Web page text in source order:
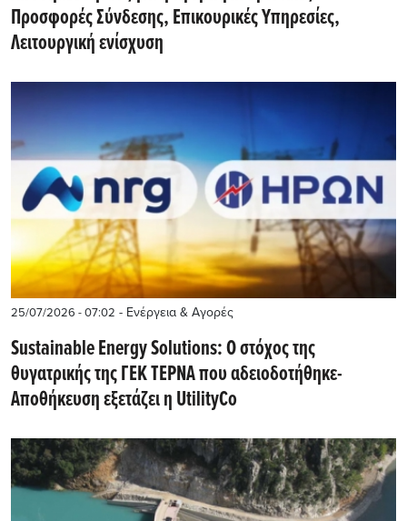
Προσφορές Σύνδεσης, Επικουρικές Υπηρεσίες,
Λειτουργική ενίσχυση
25/07/2026 - 07:02 - Ενέργεια & Αγορές
Sustainable Energy Solutions: Ο στόχος της
θυγατρικής της ΓΕΚ ΤΕΡΝΑ που αδειοδοτήθηκε-
Αποθήκευση εξετάζει η UtilityCo